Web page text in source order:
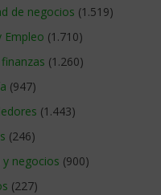
de negocios (1.519)
Empleo (1.710)
(1.260)
(947)
(1.443)
(246)
y negocios (900)
(227)